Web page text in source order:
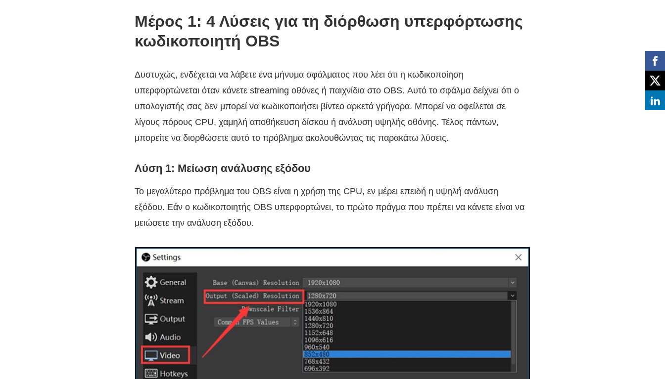
Μέρος 1: 4 Λύσεις για τη διόρθωση υπερφόρτωσης
κωδικοποιητή OBS
Δυστυχώς, ενδέχεται να λάβετε ένα μήνυμα σφάλματος που λέει ότι η κωδικοποίηση
υπερφορτώνεται όταν κάνετε streaming οθόνες ή παιχνίδια στο OBS. Αυτό το σφάλμα δείχνει ότι ο
υπολογιστής σας δεν μπορεί να κωδικοποιήσει βίντεο αρκετά γρήγορα. Μπορεί να οφείλεται σε
λίγους πόρους CPU, χαμηλή αποθήκευση δίσκου ή ανάλυση υψηλής οθόνης. Τέλος πάντων,
μπορείτε να διορθώσετε αυτό το πρόβλημα ακολουθώντας τις παρακάτω λύσεις.
Λύση 1: Μείωση ανάλυσης εξόδου
Το μεγαλύτερο πρόβλημα του OBS είναι η χρήση της CPU, εν μέρει επειδή η υψηλή ανάλυση
εξόδου. Εάν ο κωδικοποιητής OBS υπερφορτώνει, το πρώτο πράγμα που πρέπει να κάνετε είναι να
μειώσετε την ανάλυση εξόδου.